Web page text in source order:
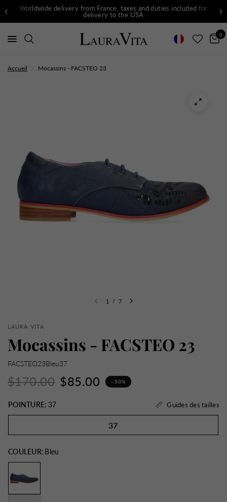
Worldwide delivery from France, taxes and duties included for
delivery to the USA
0
Accueil Mocassins - FACSTEO 23
1 / 7
LAURA VITA
Mocassins - FACSTEO 23
FACSTEO23Bleu37
$170.00 $85.00 - 50%
POINTURE: 37 Guides des tailles
37
COULEUR: Bleu